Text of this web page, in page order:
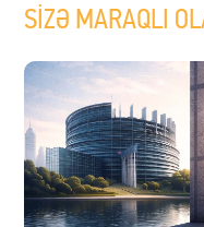
SİZƏ MARAQLI